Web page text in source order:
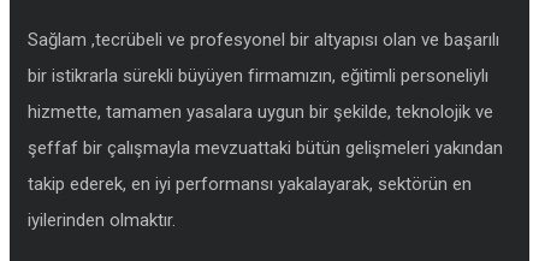
Sağlam ,tecrübeli ve profesyonel bir altyapısı olan ve başarılı
bir istikrarla sürekli büyüyen firmamızın, eğitimli personeliylı
hizmette, tamamen yasalara uygun bir şekilde, teknolojik ve
şeffaf bir çalışmayla mevzuattaki bütün gelişmeleri yakından
takip ederek, en iyi performansı yakalayarak, sektörün en
iyilerinden olmaktır.